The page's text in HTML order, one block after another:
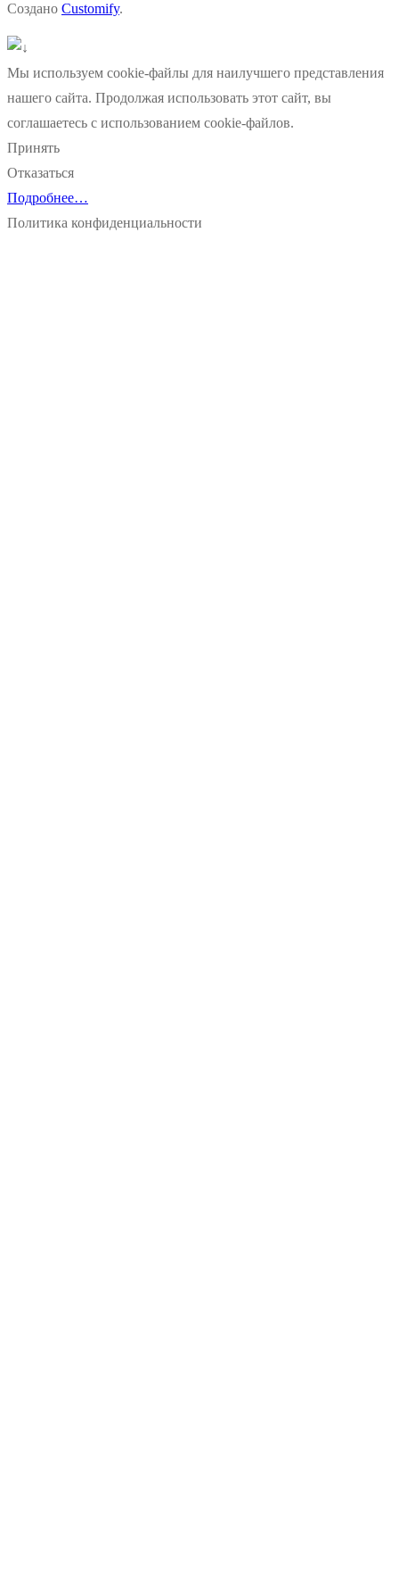
Создано Customify.
Мы используем cookie-файлы для наилучшего представления
нашего сайта. Продолжая использовать этот сайт, вы
соглашаетесь с использованием cookie-файлов.
Принять
Отказаться
Подробнее…
Политика конфиденциальности